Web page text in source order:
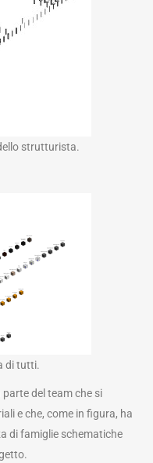
strutturista.
di tutti.
del team che si
e che, come in figura, ha
di famiglie schematiche